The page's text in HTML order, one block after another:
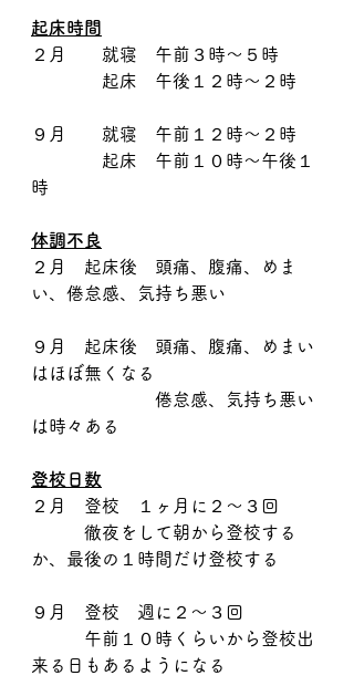
起床時間
２月　　就寝　午前３時〜５時
起床　午後１２時〜２時
９月　　就寝　午前１２時〜２時
起床　午前１０時〜午後１
時
体調不良
２月　起床後　頭痛、腹痛、めま
い、倦怠感、気持ち悪い
９月　起床後　頭痛、腹痛、めまい
はほぼ無くなる
倦怠感、気持ち悪い
は時々ある
登校日数
２月　登校　１ヶ月に２〜３回
徹夜をして朝から登校する
か、最後の１時間だけ登校する
９月　登校　週に２〜３回
午前１０時くらいから登校出
来る日もあるようになる